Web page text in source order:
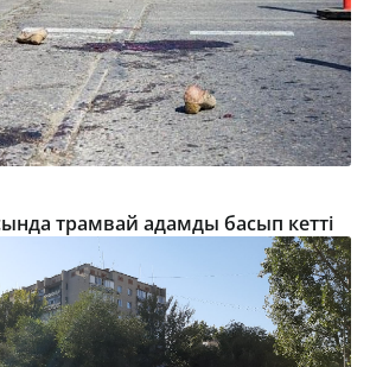
трамвай адамды басып кетті